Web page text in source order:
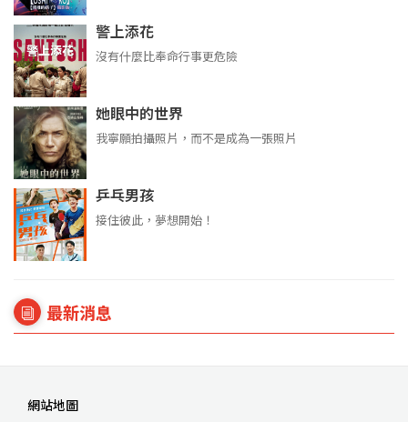
警上添花
沒有什麼比奉命行事更危險
她眼中的世界
我寧願拍攝照片，而不是成為一張照片
乒乓男孩
接住彼此，夢想開始！
最新消息
網站地圖